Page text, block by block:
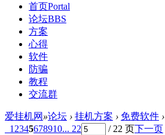
首页Portal
论坛BBS
方案
心得
软件
防骗
教程
交流群
爱挂机网 »论坛 › 挂机方案 › 免费软件 ›
1 2345678910... 22 / 22 页下一页